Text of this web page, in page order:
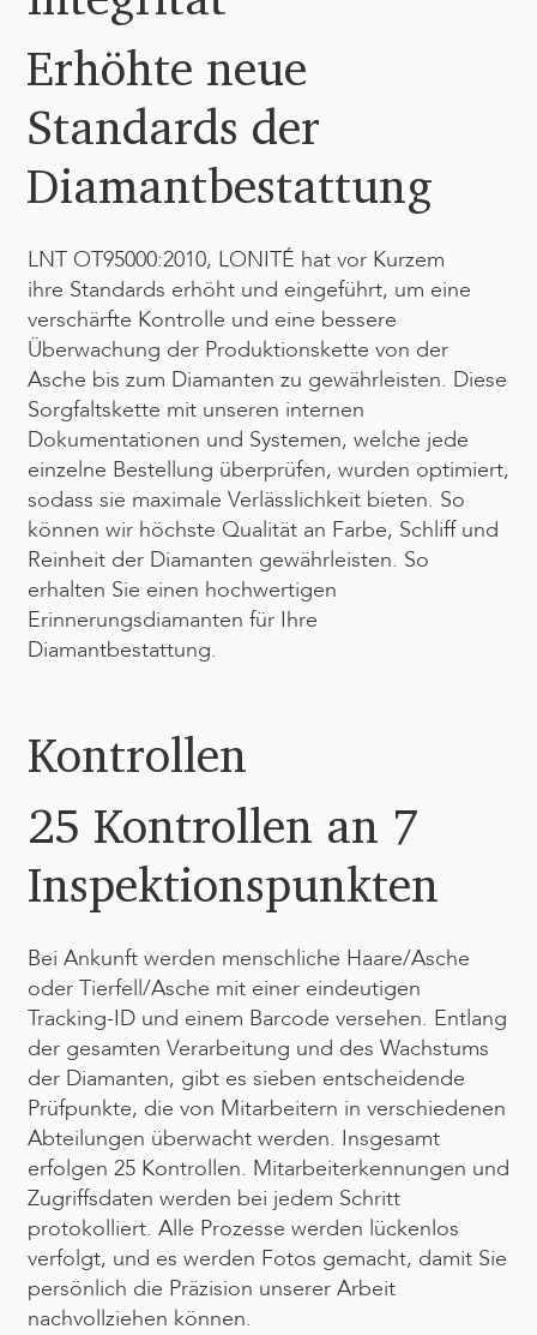
Erhöhte neue
Standards der
Diamantbestattung
LNT OT95000:2010, LONITÉ hat vor Kurzem
ihre Standards erhöht und eingeführt, um eine
verschärfte Kontrolle und eine bessere
Überwachung der Produktionskette von der
Asche bis zum Diamanten zu gewährleisten. Diese
Sorgfaltskette mit unseren internen
Dokumentationen und Systemen, welche jede
einzelne Bestellung überprüfen, wurden optimiert,
sodass sie maximale Verlässlichkeit bieten. So
können wir höchste Qualität an Farbe, Schliff und
Reinheit der Diamanten gewährleisten. So
erhalten Sie einen hochwertigen
Erinnerungsdiamanten für Ihre
Diamantbestattung.
Kontrollen
25 Kontrollen an 7
Inspektionspunkten
Bei Ankunft werden menschliche Haare/Asche
oder Tierfell/Asche mit einer eindeutigen
Tracking-ID und einem Barcode versehen. Entlang
der gesamten Verarbeitung und des Wachstums
der Diamanten, gibt es sieben entscheidende
Prüfpunkte, die von Mitarbeitern in verschiedenen
Abteilungen überwacht werden. Insgesamt
erfolgen 25 Kontrollen. Mitarbeiterkennungen und
Zugriffsdaten werden bei jedem Schritt
protokolliert. Alle Prozesse werden lückenlos
verfolgt, und es werden Fotos gemacht, damit Sie
persönlich die Präzision unserer Arbeit
nachvollziehen können.